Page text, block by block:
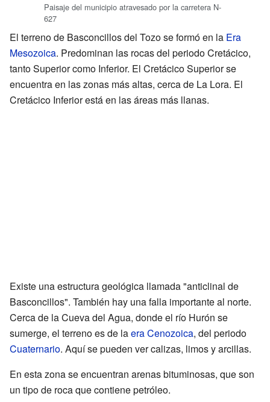
Paisaje del municipio atravesado por la carretera N-
627
El terreno de Basconcillos del Tozo se formó en la Era
Mesozoica. Predominan las rocas del periodo Cretácico,
tanto Superior como Inferior. El Cretácico Superior se
encuentra en las zonas más altas, cerca de La Lora. El
Cretácico Inferior está en las áreas más llanas.
Existe una estructura geológica llamada "anticlinal de
Basconcillos". También hay una falla importante al norte.
Cerca de la Cueva del Agua, donde el río Hurón se
sumerge, el terreno es de laera Cenozoica, del periodo
Cuaternario. Aquí se pueden ver calizas, limos y arcillas.
En esta zona se encuentran arenas bituminosas, que son
un tipo de roca que contiene petróleo.